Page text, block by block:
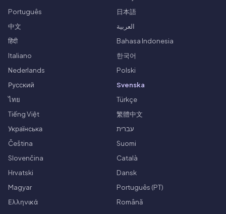
Português
日本語
中文
العربية
हिंदी
Bahasa Indonesia
Italiano
한국어
Nederlands
Polski
Русский
Svenska
ไทย
Türkçe
Tiếng Việt
繁體中文
Українська
עברית
Čeština
Suomi
Slovenčina
Català
Hrvatski
Dansk
Magyar
Português (PT)
Ελληνικά
Română